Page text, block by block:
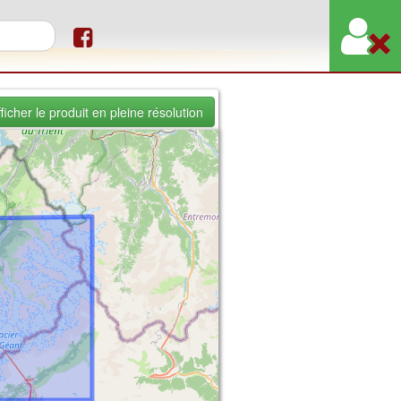
de recherche
le produit en pleine résolution